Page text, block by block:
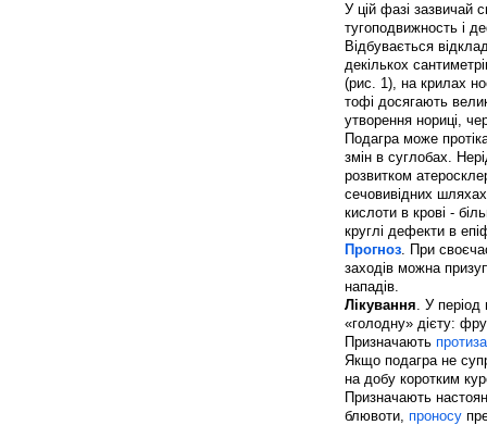
У цій фазі зазвичай
тугоподвижность і
Відбувається
декількох
(рис. 1), на крилах
тофі досягають
утворення нориці,
Подагра може
змін в суглобах.
розвитком
сечовивідних
кислоти в крові -
круглі дефекти в
Прогноз. При
заходів можна
нападів.
Лікування. У період
«голодну» дієту:
Призначають
Якщо подагра не
на добу коротким
Призначають
блювоти, проносу